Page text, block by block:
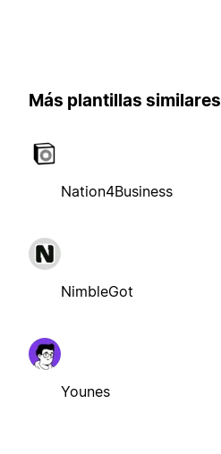
Más plantillas similares
Nation4Business
NimbleGot
Younes